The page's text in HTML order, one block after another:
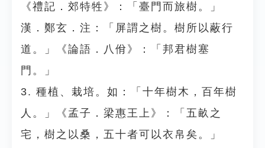
《禮記．郊特牲》：「臺門而旅樹。」
漢．鄭玄．注：「屏謂之樹。樹所以蔽行
道。」《論語．八佾》：「邦君樹塞
門。」
3. 種植、栽培。如：「十年樹木，百年樹
人。」《孟子．梁惠王上》：「五畝之
宅，樹之以桑，五十者可以衣帛矣。」